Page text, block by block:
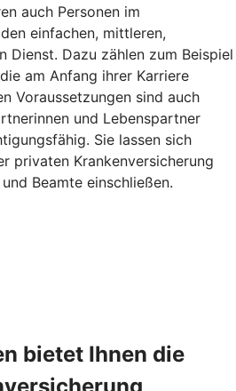
auch Personen im
einfachen, mittleren,
Dienst. Dazu zählen zum Beispiel
am Anfang ihrer Karriere
Voraussetzungen sind auch
und Lebenspartner
Sie lassen sich
privaten Krankenversicherung
Beamte einschließen.
bietet Ihnen die